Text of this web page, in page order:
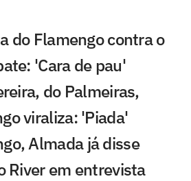
do Flamengo contra o
'Cara de pau'
do Palmeiras,
viraliza: 'Piada'
Almada já disse
River em entrevista